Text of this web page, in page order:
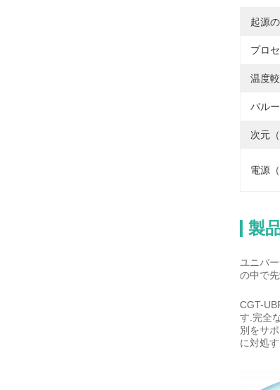
起源
プロ
温度
バル
次元
電源
製
ユニバ
の中で
CGT-
す.完全
別をサ
に対処す